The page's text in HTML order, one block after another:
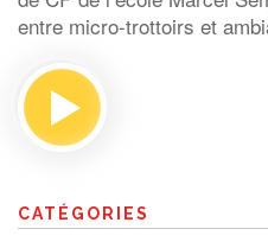
entre micro-trottoirs et
CATÉGORIES